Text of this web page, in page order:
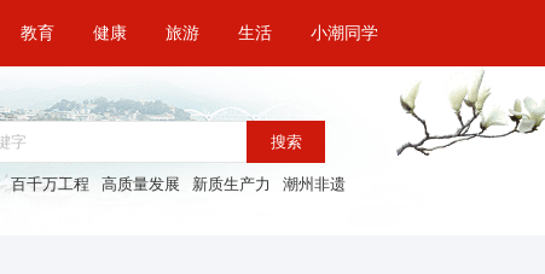
教育 健康 旅游 生活 小潮同学
搜索
百千万工程 高质量发展 新质生产力 潮州非遗